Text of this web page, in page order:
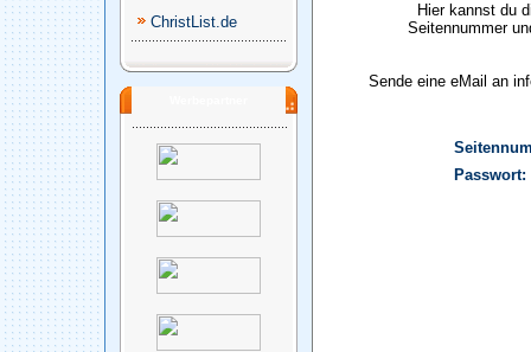
ChristList.de
Hier kannst du
Seitennummer
Sende eine eMail an
Passwort: